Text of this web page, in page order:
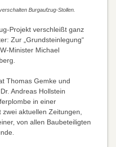
Burgaufzug-Stollen.
Projekt verschleißt ganz
Zur „Grundsteinlegung“
Minister Michael
Thomas Gemke und
Andreas Hollstein
in einer
aktuellen Zeitungen,
von allen Baubeteiligten